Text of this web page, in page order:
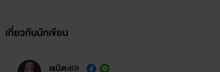
เกี่ยวกับนักเขียน
เรนิตะ69